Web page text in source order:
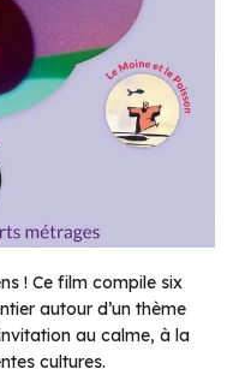
! Ce film compile six
autour d’un thème
au calme, à la
cultures.